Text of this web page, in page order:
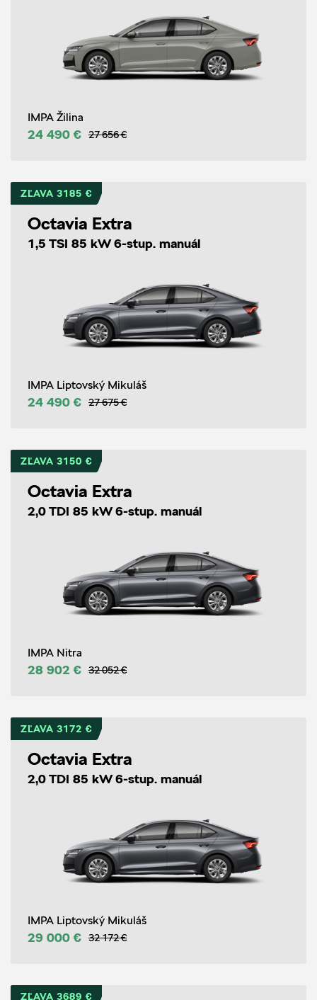
IMPA Žilina
24 490 € 27 656 €
ZĽAVA 3185 €
Octavia Extra
1,5 TSI 85 kW 6-stup. manuál
IMPA Liptovský Mikuláš
24 490 € 27 675 €
ZĽAVA 3150 €
Octavia Extra
2,0 TDI 85 kW 6-stup. manuál
IMPA Nitra
28 902 € 32 052 €
ZĽAVA 3172 €
Octavia Extra
2,0 TDI 85 kW 6-stup. manuál
IMPA Liptovský Mikuláš
29 000 € 32 172 €
ZĽAVA 3689 €